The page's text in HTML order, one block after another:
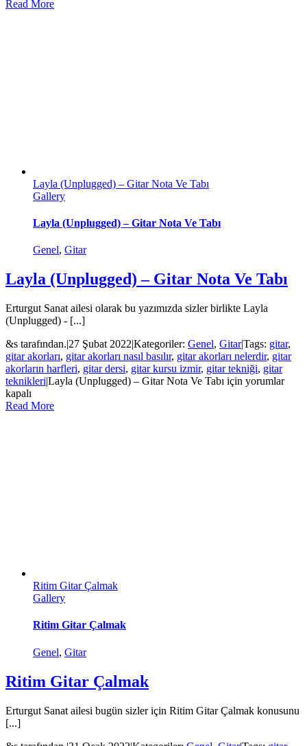
Read More
Layla (Unplugged) – Gitar Nota Ve Tabı
Gallery
Layla (Unplugged) – Gitar Nota Ve Tabı
Genel, Gitar
Layla (Unplugged) – Gitar Nota Ve Tabı
Erturgut Sanat ailesi olarak bu yazımızda sizler birlikte Layla
(Unplugged) - [...]
&s tarafından.|27 Şubat 2022|Kategoriler: Genel, Gitar|Tags: gitar,
gitar akorları, gitar akorları nasıl basılır, gitar akorları nelerdir, gitar
akorların harfleri, gitar dersi, gitar kursu izmir, gitar tekniği, gitar
teknikleri|Layla (Unplugged) – Gitar Nota Ve Tabı için yorumlar
kapalı
Read More
Ritim Gitar Çalmak
Gallery
Ritim Gitar Çalmak
Genel, Gitar
Ritim Gitar Çalmak
Erturgut Sanat ailesi bugün sizler için Ritim Gitar Çalmak konusunu
[...]